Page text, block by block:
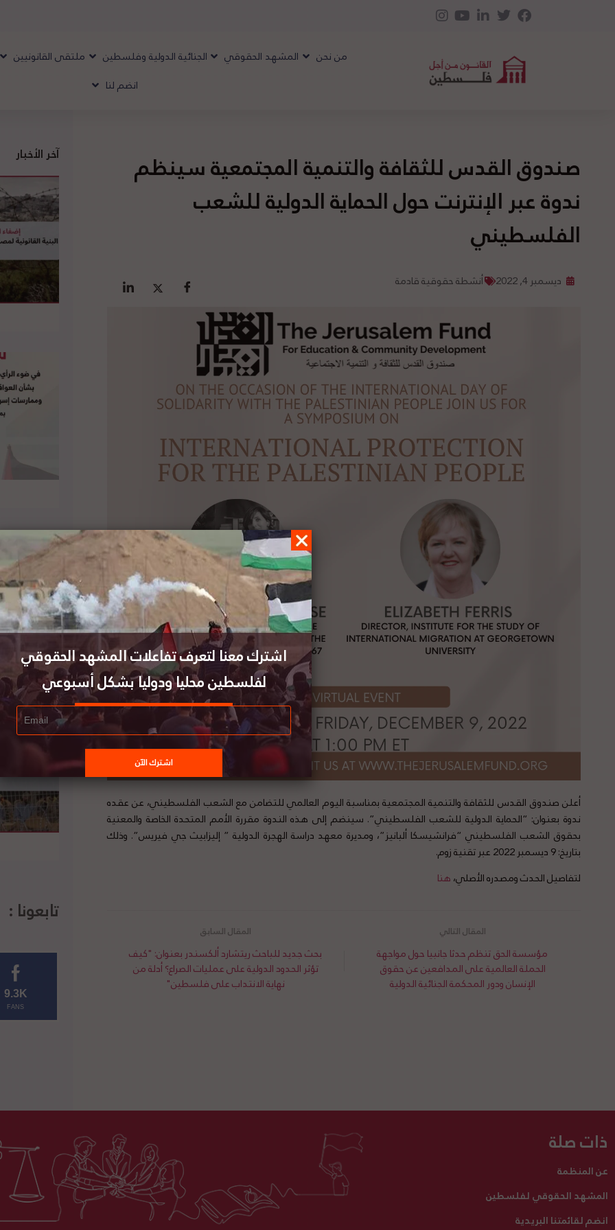
من نحن المشهد الحقوقي الجنائية الدولية وفلسطين ملتقى القانونيين
انضم لنا
صندوق القدس للثقافة والتنمية المجتمعية سينظم
ندوة عبر الإنترنت حول الحماية الدولية للشعب
الفلسطيني
ديسمبر 4, 2022 أنشطة حقوقية قادمة
أعلنصندوق القدس للثقافة والتنمية المجتمعية بمناسبة اليوم العالمي للتضامن مع الشعب الفلسطيني، عن عقده
ندوة بعنوان: “الحماية الدولية للشعب الفلسطيني”. سينضم إلى هذه الندوة مقررة الأمم المتحدة الخاصة والمعنية
بحقوق الشعب الفلسطيني “فرانشيسكا ألبانيز”، ومديرة معهد دراسة الهجرة الدولية ” إليزابيث جي فيريس”. وذلك
بتاريخ: 9 ديسمبر 2022 عبر تقنية زوم.
لتفاصيل الحدث ومصدره الأصلي،هنا
بحث جديد للباحث ريتشارد ألكسندر بعنوان: "كيف
تؤثر الحدود الدولية على عمليات الصراع؟ أدلة من
نهاية الانتداب على فلسطين"
مؤسسة الحق تنظم حدثا جانبيا حول مواجهة
الحملة العالمية على المدافعين عن حقوق
الإنسان ودور المحكمة الجنائية الدولية
آخر الأخبار
تابعونا :
9.3K
FANS
ذات صلة
عن المنظمة
المشهد الحقوقي لفلسطين
انضم لقائمتنا البريدية
اشترك معنا لتعرف تفاعلات المشهد الحقوقي
لفلسطين محليا ودوليا بشكل أسبوعي